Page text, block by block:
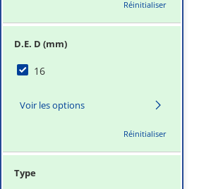
Réinitialiser
D.E. D (mm)
16
Voir les options
Réinitialiser
Type